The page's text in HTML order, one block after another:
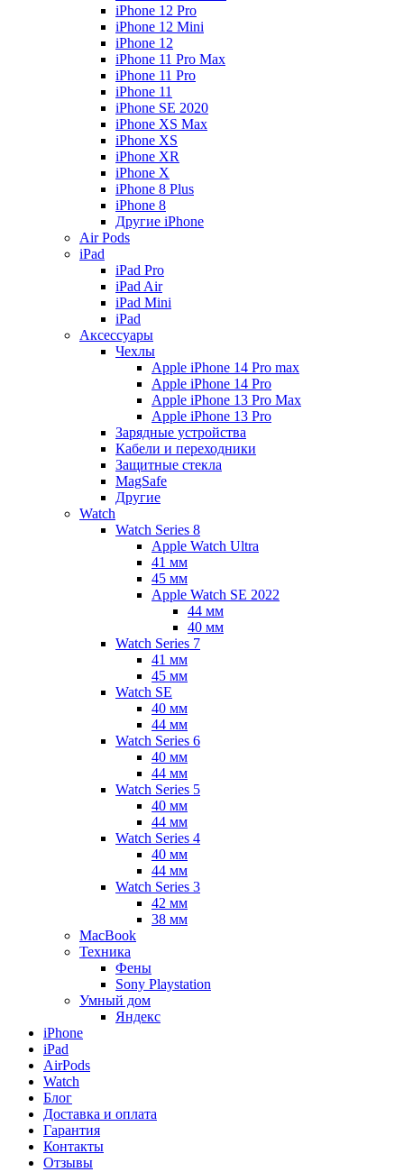
iPhone 12 Pro
iPhone 12 Mini
iPhone 12
iPhone 11 Pro Max
iPhone 11 Pro
iPhone 11
iPhone SE 2020
iPhone XS Max
iPhone XS
iPhone XR
iPhone X
iPhone 8 Plus
iPhone 8
Другие iPhone
Air Pods
iPad
iPad Pro
iPad Air
iPad Mini
iPаd
Аксессуары
Чехлы
Apple iPhone 14 Pro max
Apple iPhone 14 Pro
Apple iPhone 13 Pro Max
Apple iPhone 13 Pro
Зарядные устройства
Кабели и переходники
Защитные стекла
MagSafe
Другие
Watch
Watch Series 8
Apple Watch Ultra
41 мм
45 мм
Apple Watch SE 2022
44 мм
40 мм
Watch Series 7
41 мм
45 мм
Watch SE
40 мм
44 мм
Watch Series 6
40 мм
44 мм
Watch Series 5
40 мм
44 мм
Watch Series 4
40 мм
44 мм
Watch Series 3
42 мм
38 мм
MacBook
Техника
Фены
Sony Playstation
Умный дом
Яндекс
iPhone
iPad
AirPods
Watch
Блог
Доставка и оплата
Гарантия
Контакты
Отзывы